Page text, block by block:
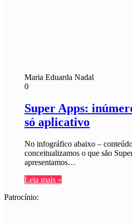
Maria Eduarda Nadal
0
Super Apps:
só aplicativo
No infográfico abaixo –
conceitualizamos o que são
apresentamos…
Leia mais »
Patrocínio: